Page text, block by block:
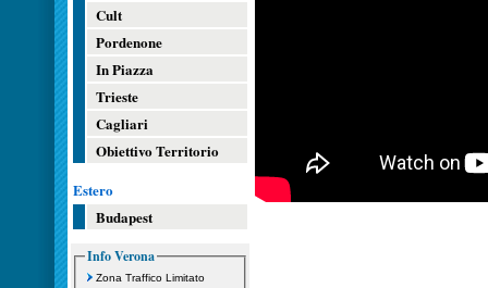
Cult
Pordenone
In Piazza
Trieste
Cagliari
Obiettivo Territorio
Estero
Budapest
Info Verona
Zona Traffico Limitato